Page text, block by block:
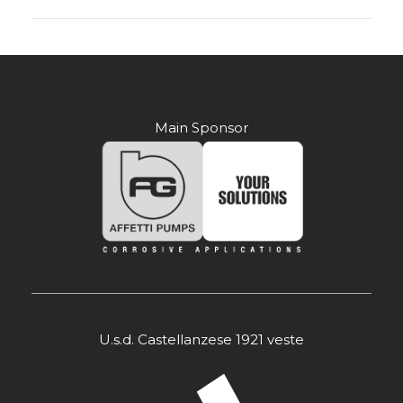
Main Sponsor
U.s.d. Castellanzese 1921 veste